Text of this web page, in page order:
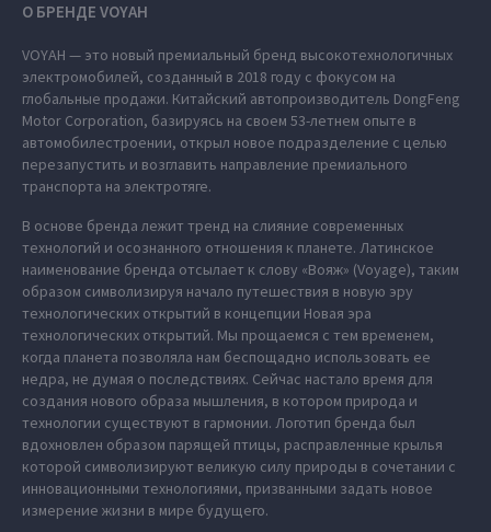
О БРЕНДЕ VOYAH
VOYAH — это новый премиальный бренд высокотехнологичных
электромобилей, созданный в 2018 году с фокусом на
глобальные продажи. Китайский автопроизводитель DongFeng
Motor Corporation, базируясь на своем 53-летнем опыте в
автомобилестроении, открыл новое подразделение с целью
перезапустить и возглавить направление премиального
транспорта на электротяге.
В основе бренда лежит тренд на слияние современных
технологий и осознанного отношения к планете. Латинское
наименование бренда отсылает к слову «Вояж» (Voyage), таким
образом символизируя начало путешествия в новую эру
технологических открытий в концепции Новая эра
технологических открытий. Мы прощаемся с тем временем,
когда планета позволяла нам беспощадно использовать ее
недра, не думая о последствиях. Сейчас настало время для
создания нового образа мышления, в котором природа и
технологии существуют в гармонии. Логотип бренда был
вдохновлен образом парящей птицы, расправленные крылья
которой символизируют великую силу природы в сочетании с
инновационными технологиями, призванными задать новое
измерение жизни в мире будущего.